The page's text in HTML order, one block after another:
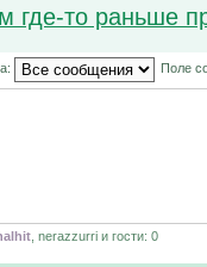
где-то раньше
Поле
, nerazzurri и гости: 0